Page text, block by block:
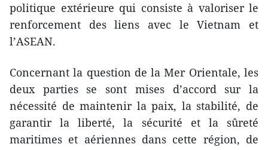
politique extérieure qui consiste à valoriser le
renforcement des liens avec le Vietnam et
l’ASEAN.
Concernant la question de la Mer Orientale, les
deux parties se sont mises d’accord sur la
nécessité de maintenir la paix, la stabilité, de
garantir la liberté, la sécurité et la sûreté
maritimes et aériennes dans cette région, de